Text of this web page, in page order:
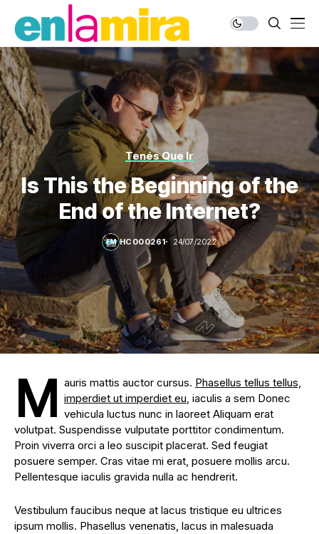
Tenés Que Ir
Is This the Beginning of the
End of the Internet?
HC000261 24/07/2022
M auris mattis auctor cursus. Phasellus tellus tellus,
imperdiet ut imperdiet eu, iaculis a sem Donec
vehicula luctus nunc in laoreet Aliquam erat
volutpat. Suspendisse vulputate porttitor condimentum.
Proin viverra orci a leo suscipit placerat. Sed feugiat
posuere semper. Cras vitae mi erat, posuere mollis arcu.
Pellentesque iaculis gravida nulla ac hendrerit.
Vestibulum faucibus neque at lacus tristique eu ultrices
ipsum mollis. Phasellus venenatis, lacus in malesuada